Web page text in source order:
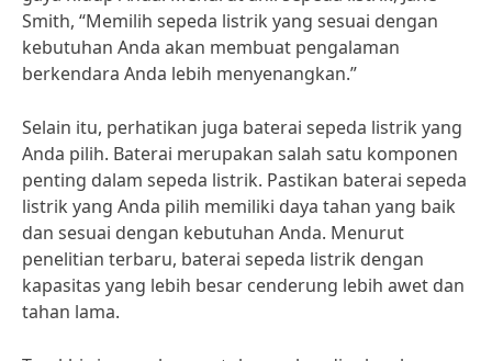
Smith, “Memilih sepeda listrik yang sesuai dengan
kebutuhan Anda akan membuat pengalaman
berkendara Anda lebih menyenangkan.”
Selain itu, perhatikan juga baterai sepeda listrik yang
Anda pilih. Baterai merupakan salah satu komponen
penting dalam sepeda listrik. Pastikan baterai sepeda
listrik yang Anda pilih memiliki daya tahan yang baik
dan sesuai dengan kebutuhan Anda. Menurut
penelitian terbaru, baterai sepeda listrik dengan
kapasitas yang lebih besar cenderung lebih awet dan
tahan lama.